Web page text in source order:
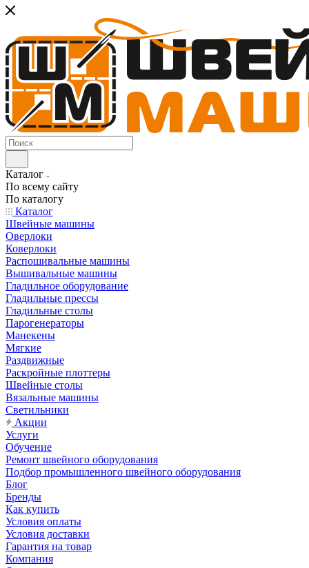
Каталог
По всему сайту
По каталогу
Каталог
Швейные машины
Оверлоки
Коверлоки
Распошивальные машины
Вышивальные машины
Гладильное оборудование
Гладильные прессы
Гладильные столы
Парогенераторы
Манекены
Мягкие
Раздвижные
Раскройные плоттеры
Швейные столы
Вязальные машины
Светильники
Акции
Услуги
Обучение
Ремонт швейного оборудования
Подбор промышленного швейного оборудования
Блог
Бренды
Как купить
Условия оплаты
Условия доставки
Гарантия на товар
Компания